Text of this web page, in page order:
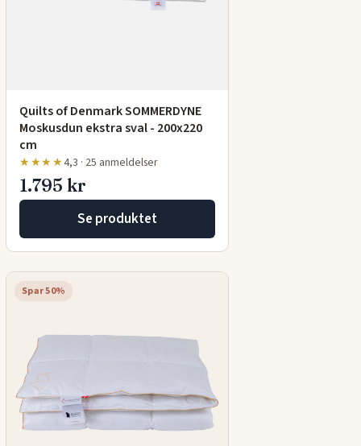
Quilts of Denmark SOMMERDYNE
Moskusdun ekstra sval - 200x220
cm
★★★★4,3 · 25 anmeldelser
1.795 kr
Se produktet
Spar 50%